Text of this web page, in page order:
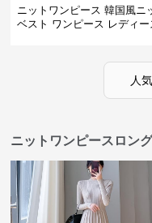
ニットワンピース 韓国風ニ
ベスト ワンピース レディー
人
ニットワンピースロン